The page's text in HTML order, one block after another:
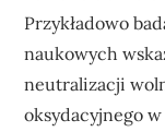
Przykładowo
naukowych
neutralizacji
oksydacyjnego